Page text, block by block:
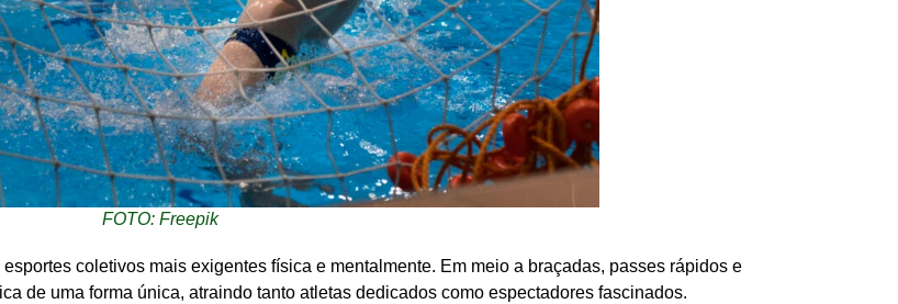
FOTO: Freepik
coletivos mais exigentes física e mentalmente. Em meio a braçadas, passes rápidos e
de uma forma única, atraindo tanto atletas dedicados como espectadores fascinados.